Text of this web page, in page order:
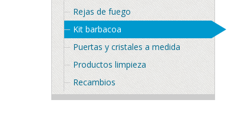
Rejas de fuego
Kit barbacoa
Puertas y cristales a medida
Productos limpieza
Recambios